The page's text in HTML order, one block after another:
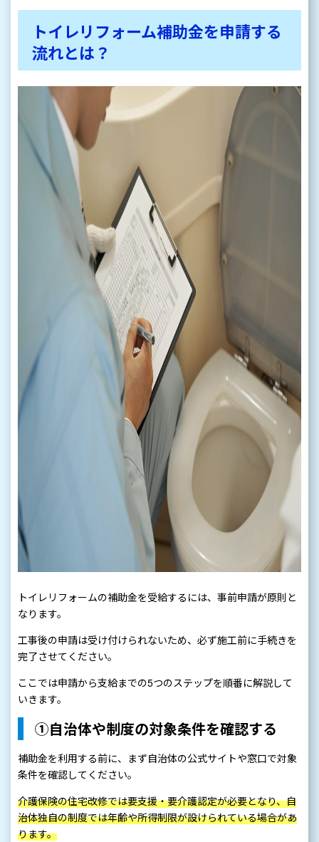
トイレリフォーム補助金を申請する
流れとは？
トイレリフォームの補助金を受給するには、事前申請が原則と
なります。
工事後の申請は受け付けられないため、必ず施工前に手続きを
完了させてください。
ここでは申請から支給までの5つのステップを順番に解説して
いきます。
①自治体や制度の対象条件を確認する
補助金を利用する前に、まず自治体の公式サイトや窓口で対象
条件を確認してください。
介護保険の住宅改修では要支援・要介護認定が必要となり、自
治体独自の制度では年齢や所得制限が設けられている場合があ
ります。